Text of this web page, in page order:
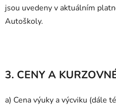
jsou uvedeny v aktuálním
Autoškoly.
3. CENY A
a) Cena výuky a výcviku (dále